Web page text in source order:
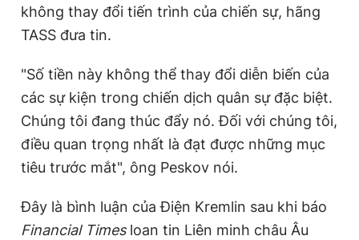
m
e
không thay đổi tiến trình của chiến sự, hãng
TASS đưa tin.
"Số tiền này không thể thay đổi diễn biến của
các sự kiện trong chiến dịch quân sự đặc biệt.
Chúng tôi đang thúc đẩy nó. Đối với chúng tôi,
điều quan trọng nhất là đạt được những mục
tiêu trước mắt", ông Peskov nói.
Đây là bình luận của Điện Kremlin sau khi báo
Financial Timesloan tin Liên minh châu Âu